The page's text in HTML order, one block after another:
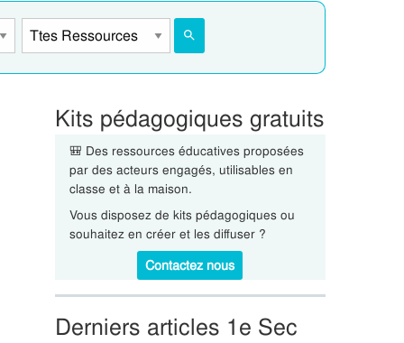
Kits pédagogiques gratuits
🎒 Des ressources éducatives proposées
par des acteurs engagés, utilisables en
classe et à la maison.
Vous disposez de kits pédagogiques ou
souhaitez en créer et les diffuser ?
Contactez nous
Derniers articles 1e Sec